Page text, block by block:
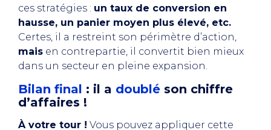
ces stratégies : un taux de conversion en
hausse, un panier moyen plus élevé, etc.
Certes, il a restreint son périmètre d’action,
mais en contrepartie, il convertit bien mieux
dans un secteur en pleine expansion.
Bilan final : il a doublé son chiffre
d’affaires !
À votre tour ! Vous pouvez appliquer cette